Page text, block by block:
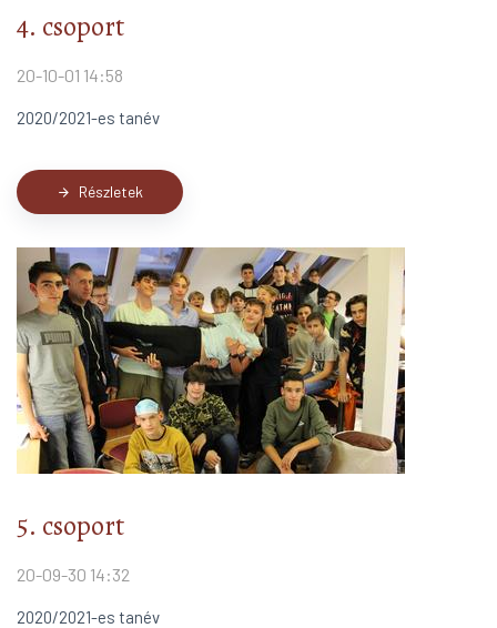
4. csoport
20-10-01 14:58
2020/2021-es tanév
arrow_forward Részletek
5. csoport
20-09-30 14:32
2020/2021-es tanév